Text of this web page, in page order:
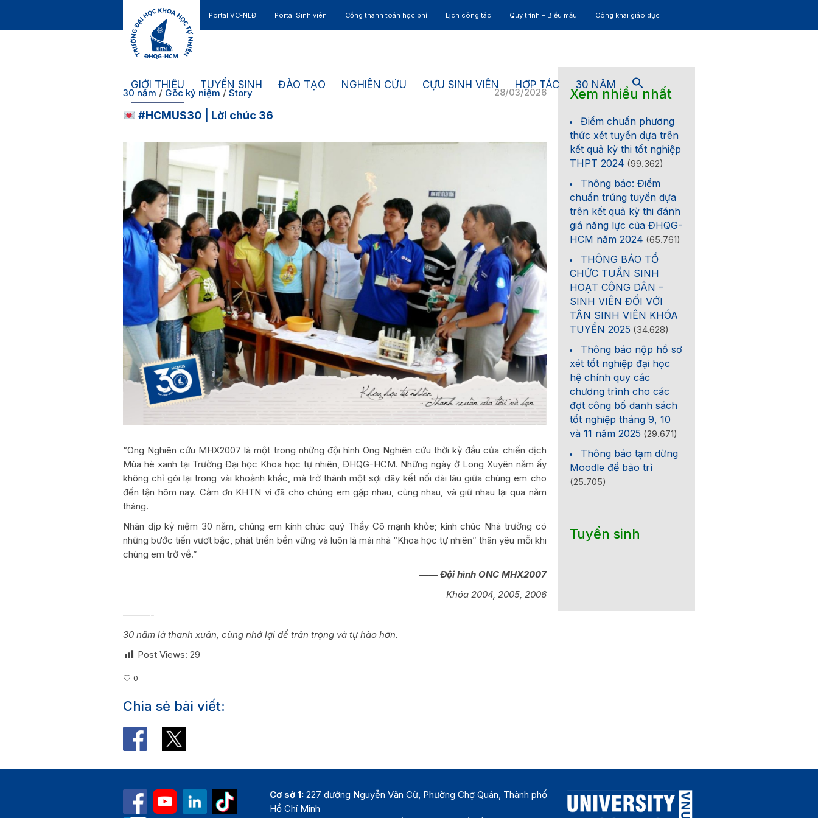
Portal VC-NLĐ Portal Sinh viên Cổng thanh toán học phí Lịch công tác Quy trình – Biểu mẫu Công khai giáo dục
GIỚI THIỆU TUYỂN SINH ĐÀO TẠO NGHIÊN CỨU CỰU SINH VIÊN HỢP TÁC 30 NĂM
28/03/2026
30 năm / Góc kỷ niệm / Story
#HCMUS30 | Lời chúc 36
“Ong Nghiên cứu MHX2007 là một trong những đội hình Ong Nghiên cứu thời kỳ đầu của chiến dịch
Mùa hè xanh tại Trường Đại học Khoa học tự nhiên, ĐHQG-HCM. Những ngày ở Long Xuyên năm ấy
không chỉ gói lại trong vài khoảnh khắc, mà trở thành một sợi dây kết nối dài lâu giữa chúng em cho
đến tận hôm nay. Cảm ơn KHTN vì đã cho chúng em gặp nhau, cùng nhau, và giữ nhau lại qua năm
tháng.
Nhân dịp kỷ niệm 30 năm, chúng em kính chúc quý Thầy Cô mạnh khỏe; kính chúc Nhà trường có
những bước tiến vượt bậc, phát triển bền vững và luôn là mái nhà “Khoa học tự nhiên” thân yêu mỗi khi
chúng em trở về.”
—— Đội hình ONC MHX2007
Khóa 2004, 2005, 2006
———-
30 năm là thanh xuân, cùng nhớ lại để trân trọng và tự hào hơn.
Post Views: 29
0
Chia sẻ bài viết:
Xem nhiều nhất
Điểm chuẩn phương
thức xét tuyển dựa trên
kết quả kỳ thi tốt nghiệp
THPT 2024 (99.362)
Thông báo: Điểm
chuẩn trúng tuyển dựa
trên kết quả kỳ thi đánh
giá năng lực của ĐHQG-
HCM năm 2024 (65.761)
THÔNG BÁO TỔ
CHỨC TUẦN SINH
HOẠT CÔNG DÂN –
SINH VIÊN ĐỐI VỚI
TÂN SINH VIÊN KHÓA
TUYỂN 2025 (34.628)
Thông báo nộp hồ sơ
xét tốt nghiệp đại học
hệ chính quy các
chương trình cho các
đợt công bố danh sách
tốt nghiệp tháng 9, 10
và 11 năm 2025 (29.671)
Thông báo tạm dừng
Moodle để bảo trì
(25.705)
Tuyển sinh
Cơ sở 1: 227 đường Nguyễn Văn Cừ, Phường Chợ Quán, Thành phố
Hồ Chí Minh